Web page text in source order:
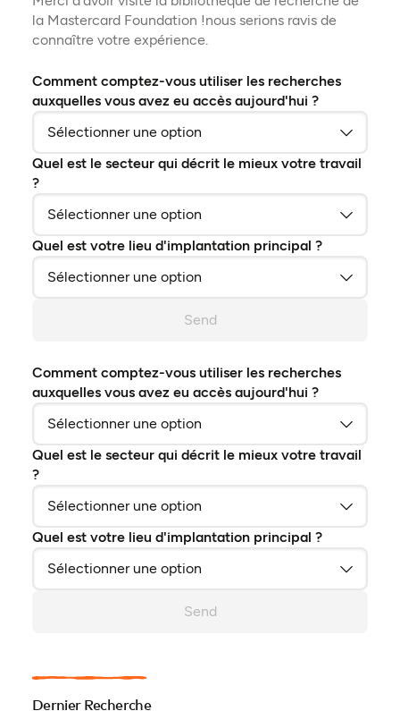
la Mastercard Foundation !nous serions ravis de
connaître votre expérience.
Comment comptez-vous utiliser les recherches
auxquelles vous avez eu accès aujourd'hui ?
Quel est le secteur qui décrit le mieux votre travail
?
Quel est votre lieu d'implantation principal ?
Send
Comment comptez-vous utiliser les recherches
auxquelles vous avez eu accès aujourd'hui ?
Quel est le secteur qui décrit le mieux votre travail
?
Quel est votre lieu d'implantation principal ?
Send
Dernier Recherche